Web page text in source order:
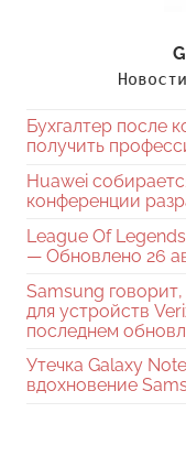
Бухгалтер после
получить
Huawei
конференции
League Of
— Обновлено 26
Samsung
для устройств
последнем
Утечка Galaxy
вдохновение